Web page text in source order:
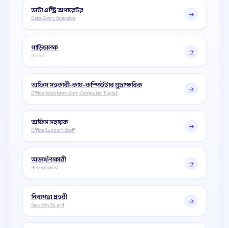
ডাটা এন্ট্রি অপারেটর
Data Entry Operator
গাড়িচালক
Driver
অফিস সহকারী-কাম-কম্পিউটার মুদ্রাক্ষরিক
Office Assistant-Cum-Computer Typist
অফিস সহায়ক
Office Support Staff
অভ্যর্থনাকারী
Receptionist
নিরাপত্তা প্রহরী
Security Guard